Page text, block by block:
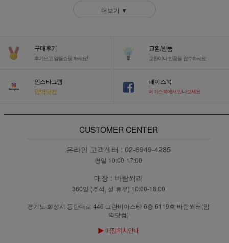
더보기 ▼
구매후기
-
후기쓰고 알뜰쇼핑 하세요!
교환/반품
-
교환이나 반품을 접수하세요
인스타그램
-
암벽닷컴
페이스북
-
페이스북에서 만나보세요
CUSTOMER CENTER
온라인 고객센터 : 02-6949-4285
평일 10:00-17:00
매장 : 바람쐬러
360일 (추석, 설 휴무) 10:00-18:00
경기도 화성시 동탄대로 446 그란비아스타 6층 6119호 바람쐬러(암
벽닷컴)